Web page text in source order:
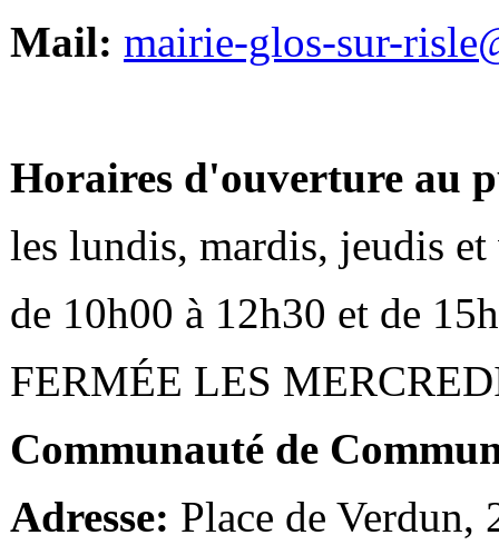
Mail: mairie-glos-sur-
Horaires d'ouverture au
les lundis, mardis, jeudis et
de 10h00 à 12h30 et de
FERMÉE LES
Communauté de
Adresse: Place de Verdun,